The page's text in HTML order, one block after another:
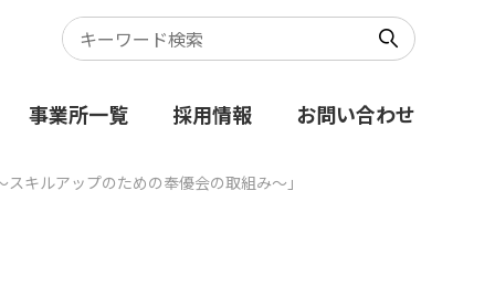
事業所一覧 採用情報 お問い合わせ
キルアップのための奉優会の取組み～」